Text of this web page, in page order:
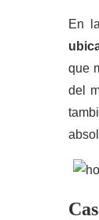
En
que
del